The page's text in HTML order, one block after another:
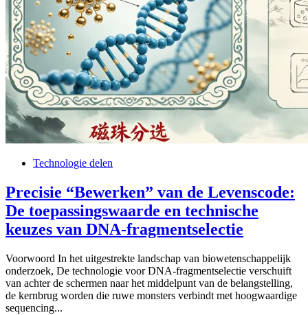
Technologie delen
Precisie “Bewerken” van de Levenscode:
De toepassingswaarde en technische
keuzes van DNA-fragmentselectie
Voorwoord In het uitgestrekte landschap van biowetenschappelijk
onderzoek, De technologie voor DNA-fragmentselectie verschuift
van achter de schermen naar het middelpunt van de belangstelling,
de kernbrug worden die ruwe monsters verbindt met hoogwaardige
sequencing...